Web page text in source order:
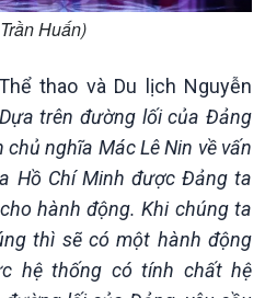
Chuyện đêm
Huấn)
thao và Du lịch Nguyễn
trên đường lối của Đảng
nghĩa Mác Lê Nin về vấn
Hồ Chí Minh được Đảng ta
hành động. Khi chúng ta
thì sẽ có một hành động
hệ thống có tính chất hệ